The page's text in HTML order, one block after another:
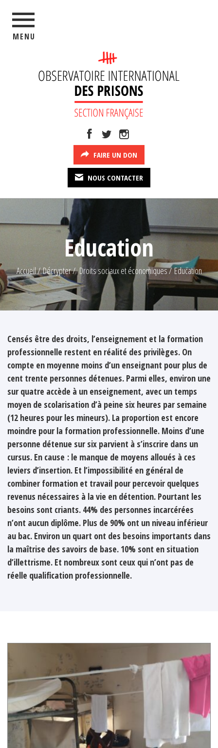
MENU
FAIRE UN DON
NOUS CONTACTER
Education
Accueil Décrypter Droits sociaux et économiques Education
Censés être des droits, l’enseignement et la formation
professionnelle restent en réalité des privilèges. On
compte en moyenne moins d’un enseignant pour plus de
cent trente personnes détenues. Parmi elles, environ une
sur quatre accède à un enseignement, avec un temps
moyen de scolarisation d’à peine six heures par semaine
(12 heures pour les mineurs). La proportion est encore
moindre pour la formation professionnelle. Moins d’une
personne détenue sur six parvient à s’inscrire dans un
cursus. En cause : le manque de moyens alloués à ces
leviers d’insertion. Et l’impossibilité en général de
combiner formation et travail pour percevoir quelques
revenus nécessaires à la vie en détention. Pourtant les
besoins sont criants. 44% des personnes incarcérées
n’ont aucun diplôme. Plus de 90% ont un niveau inférieur
au bac. Environ un quart ont des besoins importants dans
la maîtrise des savoirs de base. 10% sont en situation
d’illettrisme. Et nombreux sont ceux qui n’ont pas de
réelle qualification professionnelle.